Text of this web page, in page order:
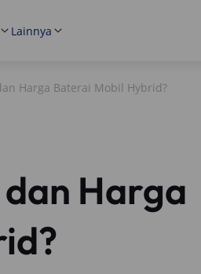
Lainnya
Harga Baterai Mobil Hybrid?
Harga